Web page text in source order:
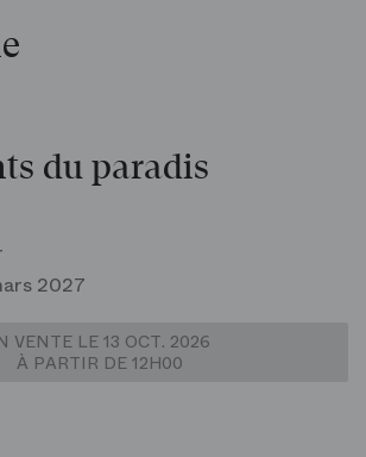
du paradis
2027
VENTE LE 13 OCT. 2026
À PARTIR DE 12H00